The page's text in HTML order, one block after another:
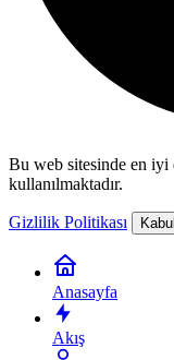
Bu web sitesinde en iyi
kullanılmaktadır.
Gizlilik Politikası Kabul
Anasayfa
Akış